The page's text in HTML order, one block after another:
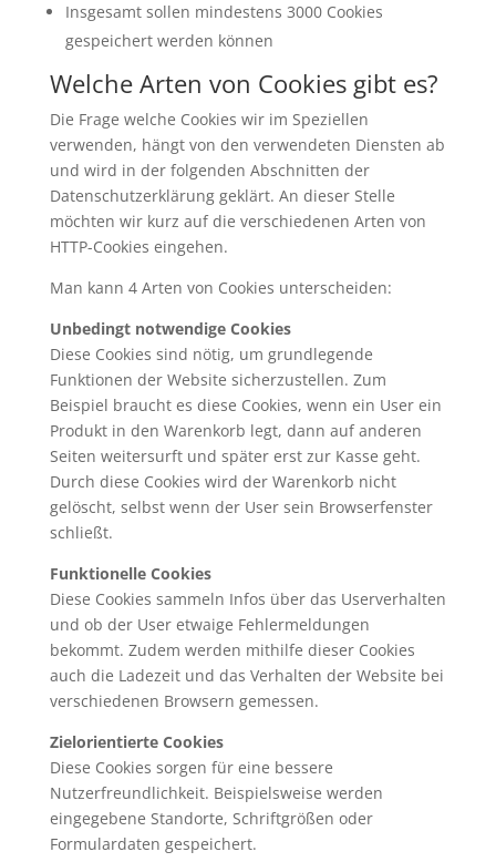
Insgesamt sollen mindestens 3000 Cookies
gespeichert werden können
Welche Arten von Cookies gibt es?
Die Frage welche Cookies wir im Speziellen
verwenden, hängt von den verwendeten Diensten ab
und wird in der folgenden Abschnitten der
Datenschutzerklärung geklärt. An dieser Stelle
möchten wir kurz auf die verschiedenen Arten von
HTTP-Cookies eingehen.
Man kann 4 Arten von Cookies unterscheiden:
Unbedingt notwendige Cookies
Diese Cookies sind nötig, um grundlegende
Funktionen der Website sicherzustellen. Zum
Beispiel braucht es diese Cookies, wenn ein User ein
Produkt in den Warenkorb legt, dann auf anderen
Seiten weitersurft und später erst zur Kasse geht.
Durch diese Cookies wird der Warenkorb nicht
gelöscht, selbst wenn der User sein Browserfenster
schließt.
Funktionelle Cookies
Diese Cookies sammeln Infos über das Userverhalten
und ob der User etwaige Fehlermeldungen
bekommt. Zudem werden mithilfe dieser Cookies
auch die Ladezeit und das Verhalten der Website bei
verschiedenen Browsern gemessen.
Zielorientierte Cookies
Diese Cookies sorgen für eine bessere
Nutzerfreundlichkeit. Beispielsweise werden
eingegebene Standorte, Schriftgrößen oder
Formulardaten gespeichert.